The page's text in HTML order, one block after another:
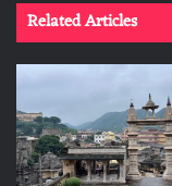
Related Articles